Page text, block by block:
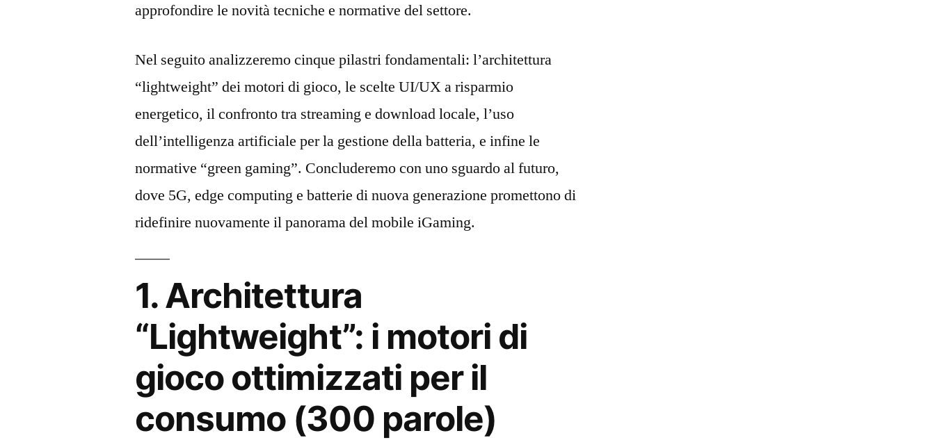
approfondire le novità tecniche e normative del settore.
Nel seguito analizzeremo cinque pilastri fondamentali: l’architettura
“lightweight” dei motori di gioco, le scelte UI/UX a risparmio
energetico, il confronto tra streaming e download locale, l’uso
dell’intelligenza artificiale per la gestione della batteria, e infine le
normative “green gaming”. Concluderemo con uno sguardo al futuro,
dove 5G, edge computing e batterie di nuova generazione promettono di
ridefinire nuovamente il panorama del mobile iGaming.
1. Architettura
“Lightweight”: i motori di
gioco ottimizzati per il
consumo (300 parole)